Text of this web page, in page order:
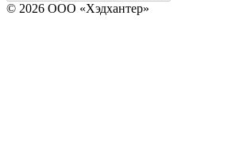
© 2026 ООО «Хэдхантер»